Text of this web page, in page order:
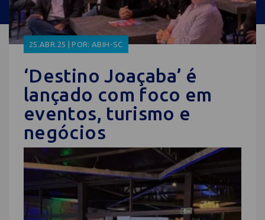
25.ABR.25 | POR: ABIH-SC
‘Destino Joaçaba’ é
lançado com foco em
eventos, turismo e
negócios